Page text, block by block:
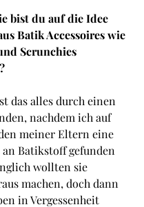
bist du auf die Idee
Batik Accessoires wie
Scrunchies
das alles durch einen
nachdem ich auf
meiner Eltern eine
an Batikstoff gefunden
wollten sie
machen, doch dann
in Vergessenheit